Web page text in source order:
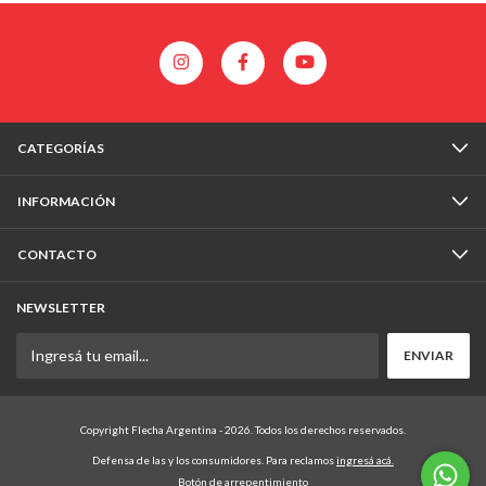
CATEGORÍAS
INFORMACIÓN
CONTACTO
NEWSLETTER
Copyright Flecha Argentina - 2026. Todos los derechos reservados.
Defensa de las y los consumidores. Para reclamosingresá acá.
Botón de arrepentimiento